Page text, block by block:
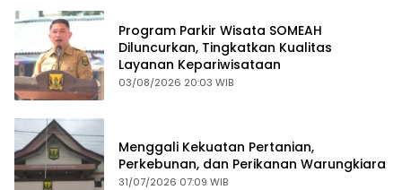
Program Parkir Wisata SOMEAH
Diluncurkan, Tingkatkan Kualitas
Layanan Kepariwisataan
03/08/2026 20:03 WIB
Menggali Kekuatan Pertanian,
Perkebunan, dan Perikanan Warungkiara
31/07/2026 07:09 WIB